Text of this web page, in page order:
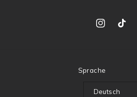
InstagramTikTok
Sprache
Deutsch